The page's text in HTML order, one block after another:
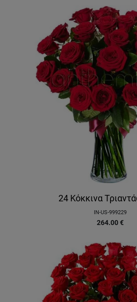
24 Κόκκινα
IN-US-999229
264.00 €